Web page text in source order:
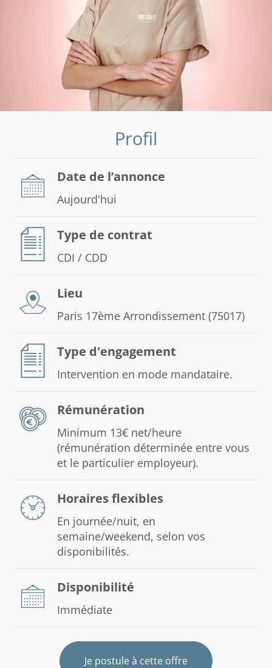
Profil
Date de l’annonce
Aujourd'hui
Type de contrat
CDI / CDD
Lieu
Paris 17ème Arrondissement (75017)
Type d'engagement
Intervention en mode mandataire.
Rémunération
Minimum 13€ net/heure
(rémunération déterminée entre vous
et le particulier employeur).
Horaires flexibles
En journée/nuit, en
semaine/weekend, selon vos
disponibilités.
Disponibilité
Immédiate
Je postule à cette offre